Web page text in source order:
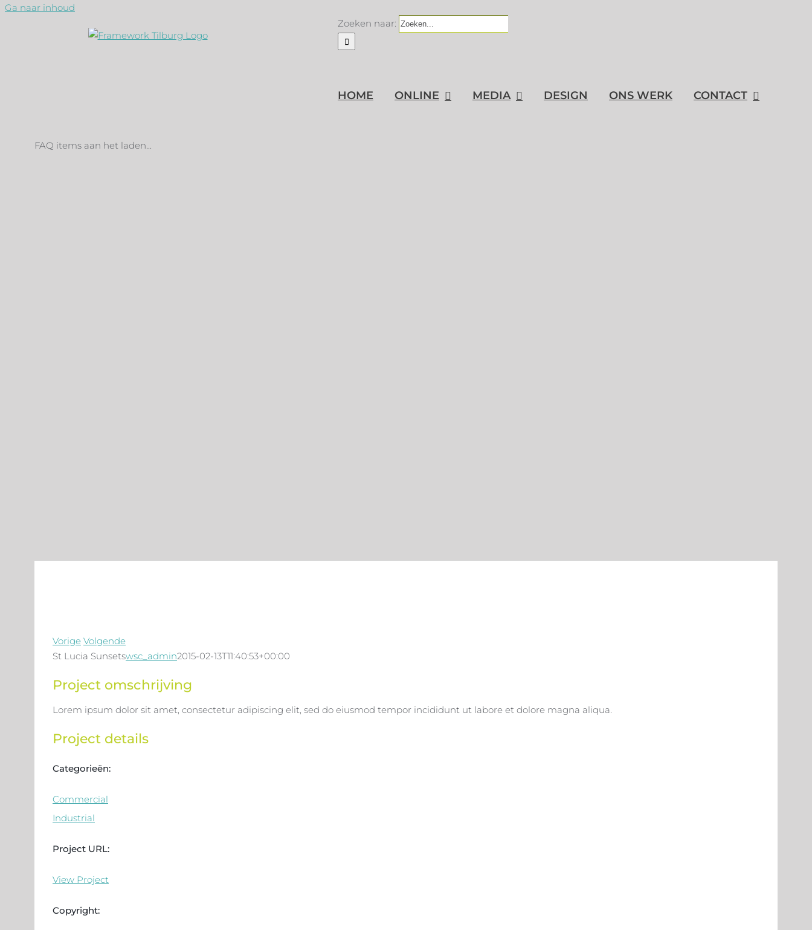
Ga naar inhoud
Zoeken naar:
HOME ONLINE MEDIA DESIGN ONS WERK CONTACT
FAQ items aan het laden...
Vorige Volgende
St Lucia Sunsetswsc_admin2015-02-13T11:40:53+00:00
Project omschrijving
Lorem ipsum dolor sit amet, consectetur adipiscing elit, sed do eiusmod tempor incididunt ut labore et dolore magna aliqua.
Project details
Categorieën:
Commercial
Industrial
Project URL:
View Project
Copyright: